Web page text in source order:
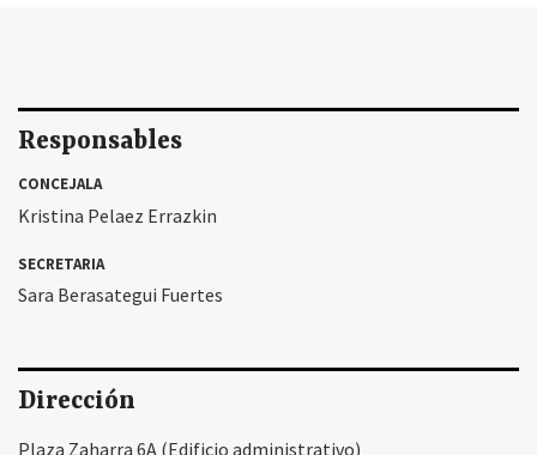
Responsables
CONCEJALA
Kristina Pelaez Errazkin
SECRETARIA
Sara Berasategui Fuertes
Dirección
Plaza Zaharra 6A (Edificio administrativo)